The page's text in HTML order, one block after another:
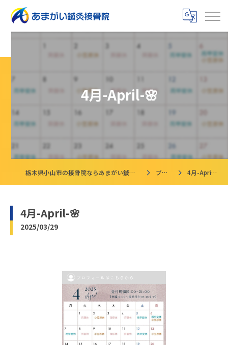
4月-April-🌸
栃木県小山市の接骨院ならあまがい鍼灸接骨院 ブログ 4月-April-🌸
4月-April-🌸
2025/03/29